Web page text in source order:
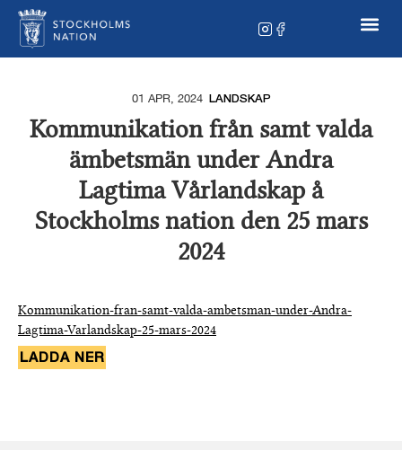
01 APR, 2024 LANDSKAP
Kommunikation från samt valda
ämbetsmän under Andra
Lagtima Vårlandskap å
Stockholms nation den 25 mars
2024
Kommunikation-fran-samt-valda-ambetsman-under-Andra-
Lagtima-Varlandskap-25-mars-2024
LADDA NER